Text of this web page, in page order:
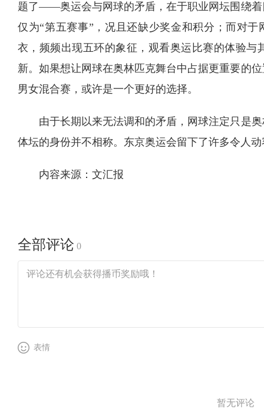
题了——奥运会与网球的矛盾，在于职业网坛围绕
仅为“第五赛事”，况且还缺少奖金和积分；而对
衣，频频出现五环的象征，观看奥运比赛的体验与
新。如果想让网球在奥林匹克舞台中占据更重要的
男女混合赛，或许是一个更好的选择。
由于长期以来无法调和的矛盾，网球注定只是
体坛的身份并不相称。东京奥运会留下了许多令人
内容来源：文汇报
全部评论 0
表情
暂无评论